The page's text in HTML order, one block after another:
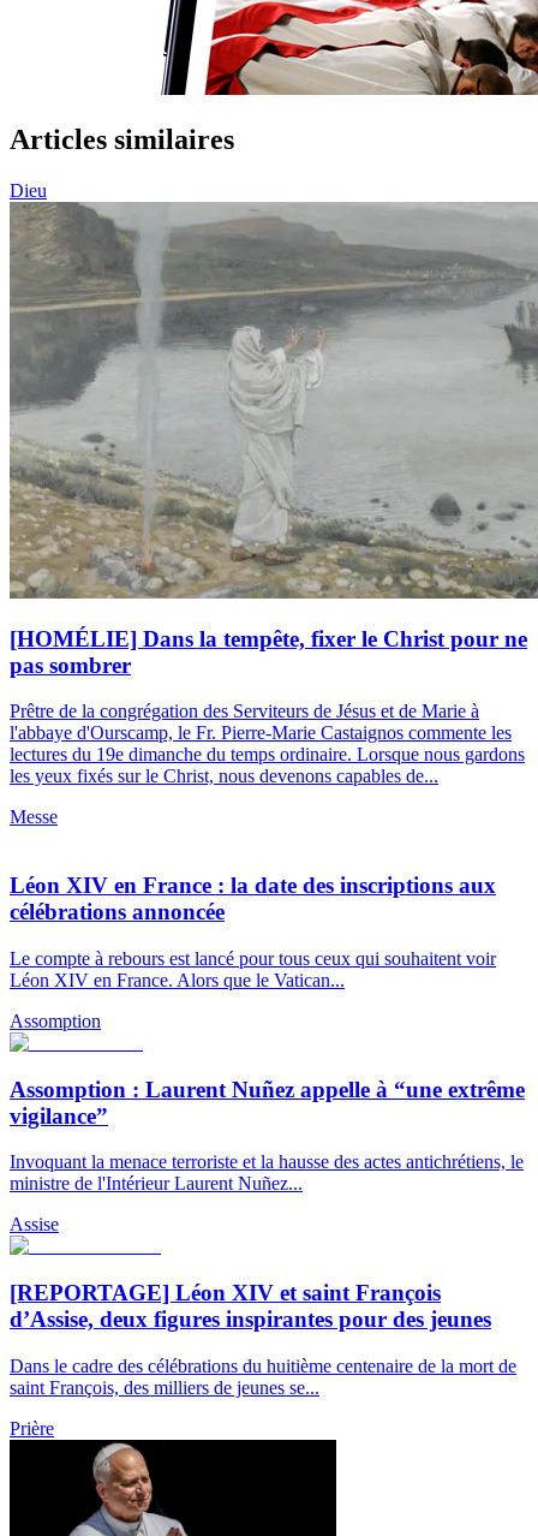
Articles similaires
Dieu
[HOMÉLIE] Dans la tempête, fixer le Christ pour ne
pas sombrer
Prêtre de la congrégation des Serviteurs de Jésus et de Marie à
l'abbaye d'Ourscamp, le Fr. Pierre-Marie Castaignos commente les
lectures du 19e dimanche du temps ordinaire. Lorsque nous gardons
les yeux fixés sur le Christ, nous devenons capables de...
Messe
Léon XIV en France : la date des inscriptions aux
célébrations annoncée
Le compte à rebours est lancé pour tous ceux qui souhaitent voir
Léon XIV en France. Alors que le Vatican...
Assomption
Assomption : Laurent Nuñez appelle à “une extrême
vigilance”
Invoquant la menace terroriste et la hausse des actes antichrétiens, le
ministre de l'Intérieur Laurent Nuñez...
Assise
[REPORTAGE] Léon XIV et saint François
d’Assise, deux figures inspirantes pour des jeunes
Dans le cadre des célébrations du huitième centenaire de la mort de
saint François, des milliers de jeunes se...
Prière